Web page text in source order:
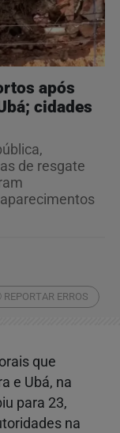
após
cidades
de resgate
REPORTAR ERROS
que
e Ubá, na
para 23,
na